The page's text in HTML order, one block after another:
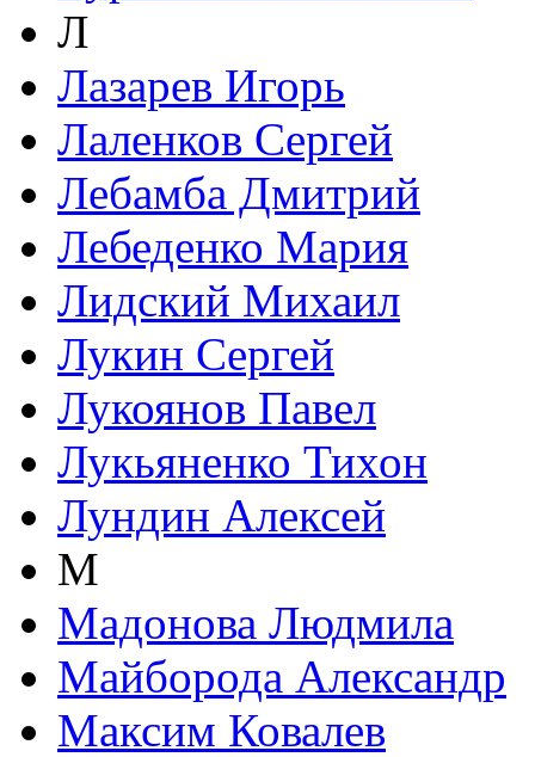
Л
Лазарев Игорь
Лаленков Сергей
Лебамба Дмитрий
Лебеденко Мария
Лидский Михаил
Лукин Сергей
Лукоянов Павел
Лукьяненко Тихон
Лундин Алексей
М
Мадонова Людмила
Майборода Александр
Максим Ковалев